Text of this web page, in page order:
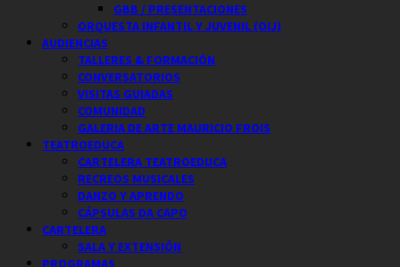
GBB / PRESENTACIONES
ORQUESTA INFANTIL Y JUVENIL (OIJ)
AUDIENCIAS
TALLERES & FORMACIÓN
CONVERSATORIOS
VISITAS GUIADAS
COMUNIDAD
GALERIA DE ARTE MAURICIO FROIS
TEATROEDUCA
CARTELERA TEATROEDUCA
RECREOS MUSICALES
DANZO Y APRENDO
CÁPSULAS DA CAPO
CARTELERA
SALA Y EXTENSIÓN
PROGRAMAS